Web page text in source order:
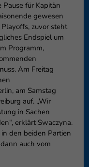
für Kapitän
gewesen
zuvor steht
Endspiel um
Programm,
Am Freitag
am Samstag
auf. „Wir
in Sachen
erklärt Swaczyna.
den beiden Partien
auch vom